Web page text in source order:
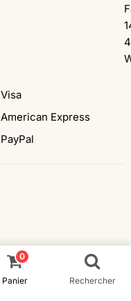
Visa
American Express
PayPal
0
Panier Rechercher